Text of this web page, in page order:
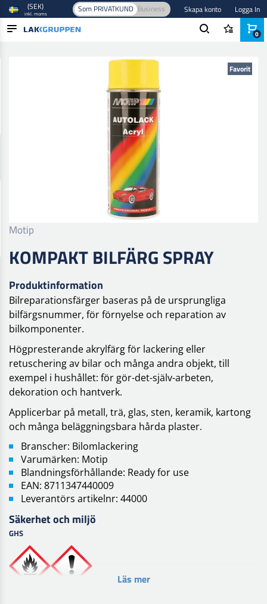
(SEK)
inkl. moms Som PRIVATKUND Business Skapa konto Logga In
Favorit
Motip
KOMPAKT BILFÄRG SPRAY
Produktinformation
Bilreparationsfärger baseras på de ursprungliga
bilfärgsnummer, för förnyelse och reparation av
bilkomponenter.
Högpresterande akrylfärg för lackering eller
retuschering av bilar och många andra objekt, till
exempel i hushållet: för gör-det-själv-arbeten,
dekoration och hantverk.
Applicerbar på metall, trä, glas, sten, keramik, kartong
och många beläggningsbara hårda plaster.
Branscher: Bilomlackering
Varumärken: Motip
Blandningsförhållande: Ready for use
EAN: 8711347440009
Leverantörs artikelnr: 44000
Säkerhet och miljö
GHS
Läs mer
0